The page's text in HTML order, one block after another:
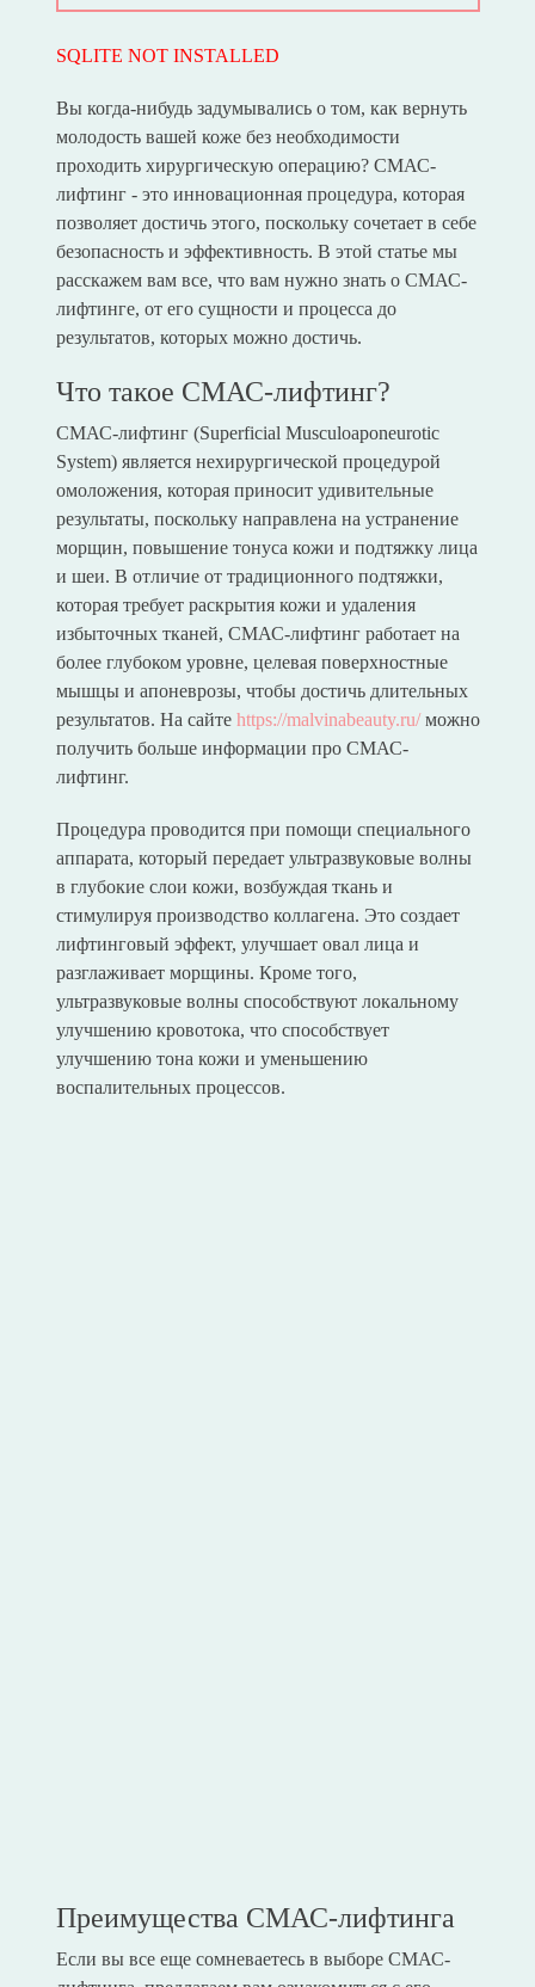
SQLITE NOT INSTALLED
Вы когда-нибудь задумывались о том, как вернуть
молодость вашей коже без необходимости
проходить хирургическую операцию? СМАС-
лифтинг - это инновационная процедура, которая
позволяет достичь этого, поскольку сочетает в себе
безопасность и эффективность. В этой статье мы
расскажем вам все, что вам нужно знать о СМАС-
лифтинге, от его сущности и процесса до
результатов, которых можно достичь.
Что такое СМАС-лифтинг?
СМАС-лифтинг (Superficial Musculoaponeurotic
System) является нехирургической процедурой
омоложения, которая приносит удивительные
результаты, поскольку направлена на устранение
морщин, повышение тонуса кожи и подтяжку лица
и шеи. В отличие от традиционного подтяжки,
которая требует раскрытия кожи и удаления
избыточных тканей, СМАС-лифтинг работает на
более глубоком уровне, целевая поверхностные
мышцы и апоневрозы, чтобы достичь длительных
результатов. На сайте https://malvinabeauty.ru/можно
получить больше информации про СМАС-
лифтинг.
Процедура проводится при помощи специального
аппарата, который передает ультразвуковые волны
в глубокие слои кожи, возбуждая ткань и
стимулируя производство коллагена. Это создает
лифтинговый эффект, улучшает овал лица и
разглаживает морщины. Кроме того,
ультразвуковые волны способствуют локальному
улучшению кровотока, что способствует
улучшению тона кожи и уменьшению
воспалительных процессов.
Преимущества СМАС-лифтинга
Если вы все еще сомневаетесь в выборе СМАС-